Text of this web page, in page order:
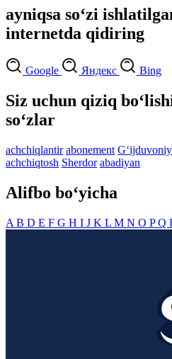
ayniqsa so‘zi
internetda qidiring
Google Яндекс Bing
Siz uchun qiziq
so‘zlar
achchiqlantir abonement G‘ijduvoniy
achchiqtosh Sherdor abadiyan
Alifbo bo‘yicha
A B D E F G H I J K L M N O PQ